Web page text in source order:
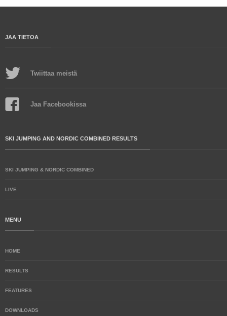
JAA TIETOA
Twiittaa meistä
Jaa Facebookissa
SKI JUMPING AND NORDIC COMBINED RESULTS
SKI JUMPING & NORDIC COMBINED
LIVE
MENU
HOME
RESULTS
FEATURES
DOWNLOADS